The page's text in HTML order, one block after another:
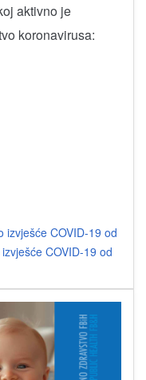
aktivno je
koronavirusa:
izvješće COVID-19 od
COVID-19 od